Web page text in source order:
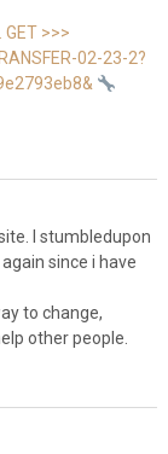
>>>
02-23-2?
I stumbledupon
since i have
to change,
other people.